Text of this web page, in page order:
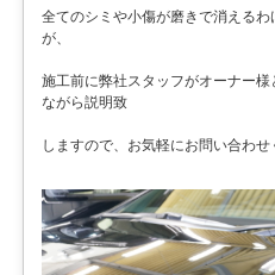
全てのシミや小傷が磨きで消えるわ
が、
施工前に弊社スタッフがオーナー様
ながら説明致
しますので、お気軽にお問い合わせ